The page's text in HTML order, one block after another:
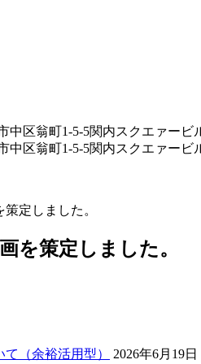
中区翁町1-5-5関内スクエァービ
中区翁町1-5-5関内スクエァービ
定しました。
を策定しました。
（余裕活用型）
2026年6月19日